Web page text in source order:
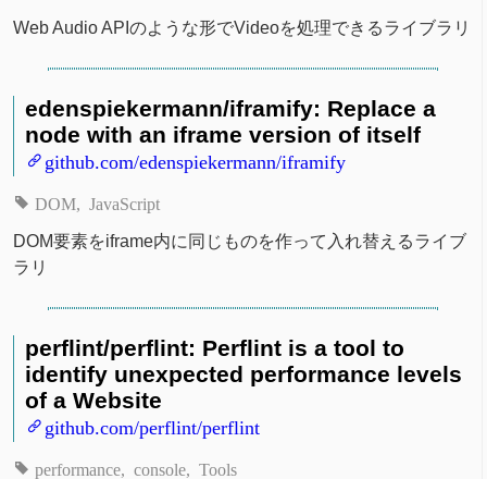
Web Audio APIのような形でVideoを処理できるライブラリ
edenspiekermann/iframify: Replace a
node with an iframe version of itself
github.com/edenspiekermann/iframify
DOM JavaScript
DOM要素をiframe内に同じものを作って入れ替えるライブ
ラリ
perflint/perflint: Perflint is a tool to
identify unexpected performance levels
of a Website
github.com/perflint/perflint
performance console Tools